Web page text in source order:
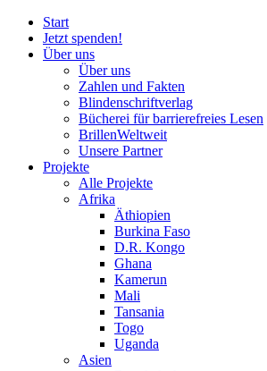
Start
Jetzt spenden!
Über uns
Über uns
Zahlen und Fakten
Blindenschriftverlag
Bücherei fürbarrierefreies Lesen
BrillenWeltweit
Unsere Partner
Projekte
Alle Projekte
Afrika
Äthiopien
Burkina Faso
D.R. Kongo
Ghana
Kamerun
Mali
Tansania
Togo
Uganda
Asien